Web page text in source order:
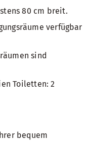
80 cm breit.
verfügbar
sind
Toiletten: 2
bequem